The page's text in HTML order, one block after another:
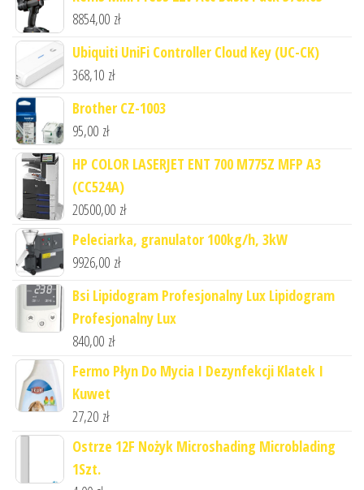
8854,00 zł
Ubiquiti UniFi Controller Cloud Key (UC-CK)
368,10 zł
Brother CZ-1003
95,00 zł
HP COLOR LASERJET ENT 700 M775Z MFP A3
(CC524A)
20500,00 zł
Peleciarka, granulator 100kg/h, 3kW
9926,00 zł
Bsi Lipidogram Profesjonalny Lux Lipidogram
Profesjonalny Lux
840,00 zł
Fermo Płyn Do Mycia I Dezynfekcji Klatek I
Kuwet
27,20 zł
Ostrze 12F Nożyk Microshading Microblading
1Szt.